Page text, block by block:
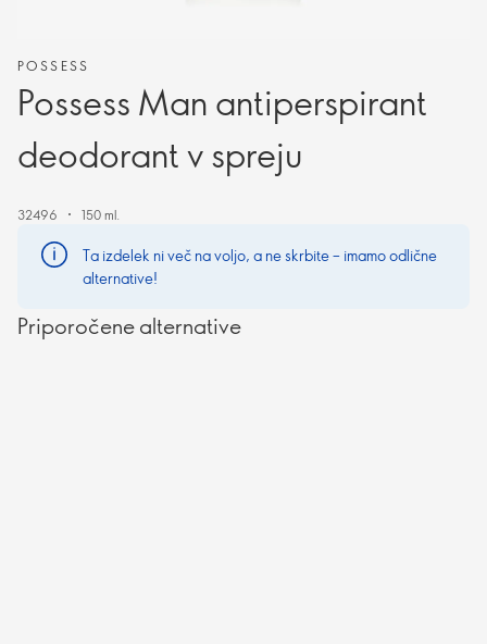
POSSESS
Possess Man antiperspirant
deodorant v spreju
32496 150 ml.
Ta izdelek ni več na voljo, a ne skrbite – imamo odlične
alternative!
Priporočene alternative